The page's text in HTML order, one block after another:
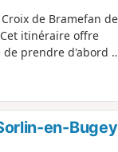
de Bramefan de
itinéraire offre
prendre d'abord
le Ruisseau
la crête de
totalité du
bois. La cotation
en-